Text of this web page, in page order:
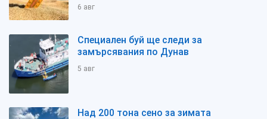
6 авг
Специален буй ще следи за
замърсявания по Дунав
5 авг
Над 200 тона сено за зимата